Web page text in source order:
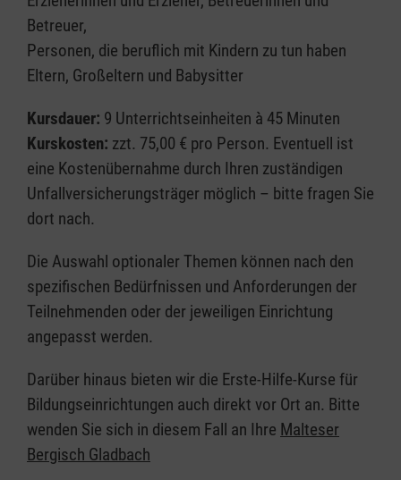
Betreuer,
Personen, die beruflich mit Kindern zu tun haben
Eltern, Großeltern und Babysitter
Kursdauer: 9 Unterrichtseinheiten à 45 Minuten
Kurskosten: zzt. 75,00 € pro Person. Eventuell ist
eine Kostenübernahme durch Ihren zuständigen
Unfallversicherungsträger möglich – bitte fragen Sie
dort nach.
Die Auswahl optionaler Themen können nach den
spezifischen Bedürfnissen und Anforderungen der
Teilnehmenden oder der jeweiligen Einrichtung
angepasst werden.
Darüber hinaus bieten wir die Erste-Hilfe-Kurse für
Bildungseinrichtungen auch direkt vor Ort an. Bitte
wenden Sie sich in diesem Fall an Ihre Malteser
Bergisch Gladbach